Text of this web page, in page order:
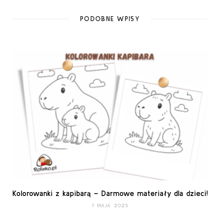
PODOBNE WPISY
Kolorowanki z kapibarą – Darmowe materiały dla dzieci!
7 MAJA 2025